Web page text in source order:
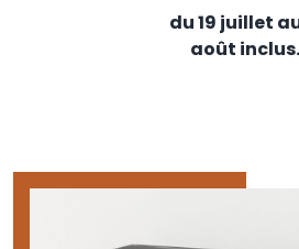
du 19 juillet
août inclus.